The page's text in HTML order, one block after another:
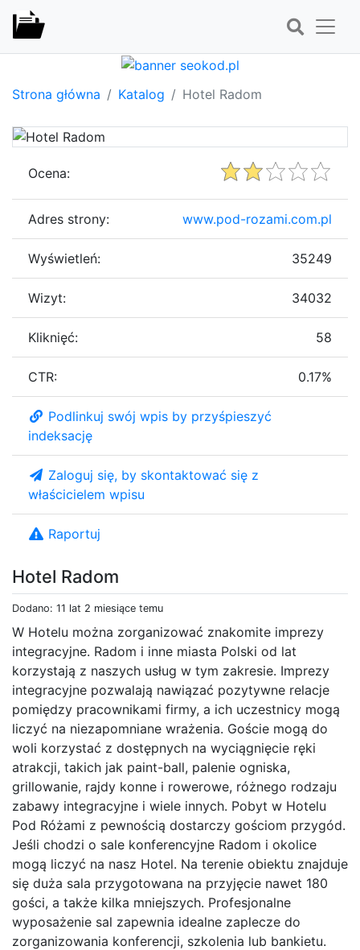
Strona główna Katalog Hotel Radom
Hotel Radom
Dodano: 11 lat 2 miesiące temu
W Hotelu można zorganizować znakomite imprezy
integracyjne. Radom i inne miasta Polski od lat
korzystają z naszych usług w tym zakresie. Imprezy
integracyjne pozwalają nawiązać pozytywne relacje
pomiędzy pracownikami firmy, a ich uczestnicy mogą
liczyć na niezapomniane wrażenia. Goście mogą do
woli korzystać z dostępnych na wyciągnięcie ręki
atrakcji, takich jak paint-ball, palenie ogniska,
grillowanie, rajdy konne i rowerowe, różnego rodzaju
zabawy integracyjne i wiele innych. Pobyt w Hotelu
Pod Różami z pewnością dostarczy gościom przygód.
Jeśli chodzi o sale konferencyjne Radom i okolice
mogą liczyć na nasz Hotel. Na terenie obiektu znajduje
się duża sala przygotowana na przyjęcie nawet 180
gości, a także kilka mniejszych. Profesjonalne
wyposażenie sal zapewnia idealne zaplecze do
zorganizowania konferencji, szkolenia lub bankietu.
Ocena:
Adres strony: www.pod-rozami.com.pl
Wyświetleń: 35249
Wizyt: 34032
Kliknięć: 58
CTR: 0.17%
Podlinkuj swój wpis by przyśpieszyć
indeksację
Zaloguj się, by skontaktować się z
właścicielem wpisu
Raportuj